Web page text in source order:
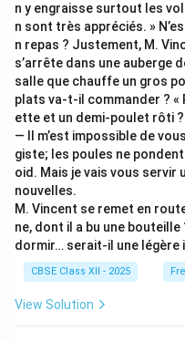
Step 2: Selecting
Depending on whether
or a compound relative
correct, elegant options:
•Simple Relative
"where" (it which place).
oùil y a un parc énorme
where there is an
•Compound Relative
Preposition (devant
• devant (in front of)+
+
matching monument)→
+
• à côté de (next to)
n y engraisse surtout les
n sont très appréciés. »
n repas ? Justement, M.
s’arrête dans une auberge
salle que chauffe un gros
plats va-t-il commander ? «
ette et un demi-poulet rôti ?
— Il m’est impossible de
giste; les poules ne
oid. Mais je vais vous servir
nouvelles.
M. Vincent se remet en
ne, dont il a bu une
dormir… serait-il une légère
CBSE Class XII - 2025
View Solution